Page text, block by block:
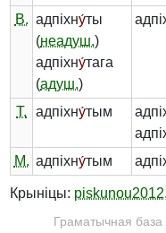
В. адпіхну́ты
(неадуш.)
адпіхну́тага
(адуш.)
Т.
адпіхну́тым
М. адпіхну́тым
Крыніцы: piskunou2012,
Граматычная база